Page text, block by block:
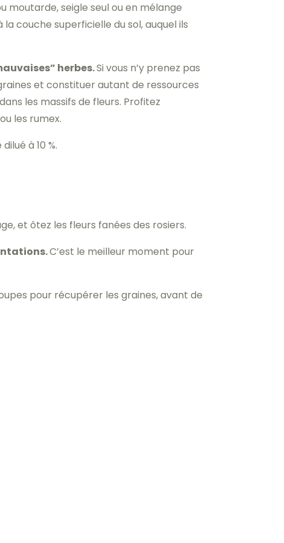
moutarde, seigle seul ou en mélange
couche superficielle du sol, auquel ils
herbes.Si vous n’y prenez pas
et constituer autant de ressources
les massifs de fleurs. Profitez
les rumex.
à 10 %.
et ôtez les fleurs fanées des rosiers.
C’est le meilleur moment pour
pour récupérer les graines, avant de